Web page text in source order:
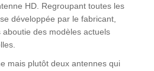
HD. Regroupant toutes les
développée par le fabricant,
des modèles actuels
mais plutôt deux antennes qui